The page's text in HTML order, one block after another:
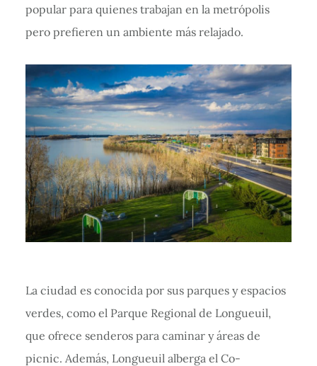
popular para quienes trabajan en la metrópolis
pero prefieren un ambiente más relajado.
La ciudad es conocida por sus parques y espacios
verdes, como el Parque Regional de Longueuil,
que ofrece senderos para caminar y áreas de
picnic. Además, Longueuil alberga el Co-